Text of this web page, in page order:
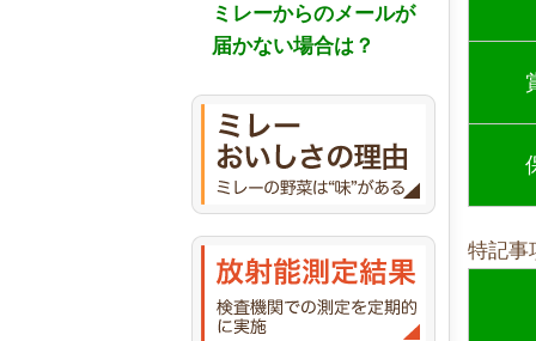
ミレーからのメールが
届かない場合は？
特記事